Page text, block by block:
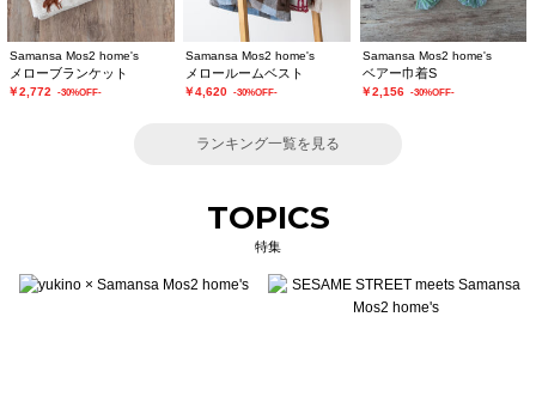
Samansa Mos2 home's
メローブランケット
￥2,772 -30%OFF-
Samansa Mos2 home's
メロールームベスト
￥4,620 -30%OFF-
Samansa Mos2 home's
ベアー巾着S
￥2,156 -30%OFF-
ランキング一覧を見る
TOPICS
特集